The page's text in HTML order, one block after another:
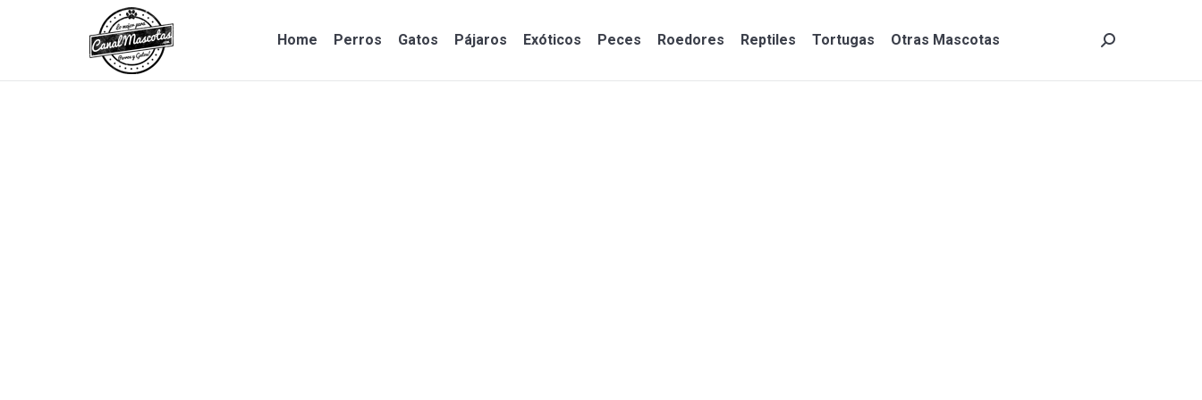
Home Perros Gatos Pájaros Exóticos Peces Roedores Reptiles Tortugas Otras Mascotas Search:
Home Perros Gatos Pájaros Exóticos Peces Roedores Reptiles Tortugas Otras Mascotas Search: